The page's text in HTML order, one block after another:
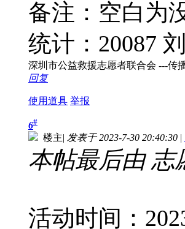
备注：空白为
统计：20087
深圳市公益救援志愿者联合会 ---传
回复
使用道具 举报
6#
楼主| 发表于 2023-7-30 20:40:30 |
本帖最后由 志
活动时间：